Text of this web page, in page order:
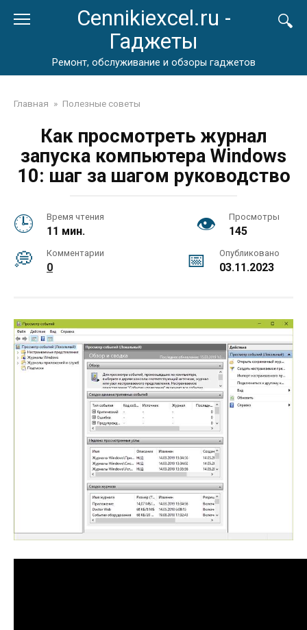
Cennikiexcel.ru -
Гаджеты
Ремонт, обслуживание и обзоры гаджетов
Главная » Полезные советы
Как просмотреть журнал
запуска компьютера Windows
10: шаг за шагом руководство
Время чтения
11 мин.
Просмотры
145
Комментарии
0
Опубликовано
03.11.2023